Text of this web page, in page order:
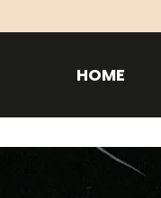
HOME